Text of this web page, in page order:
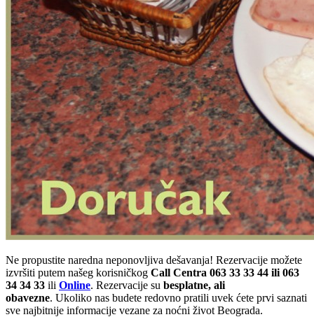
Ne propustite naredna neponovljiva dešavanja! Rezervacije možete
izvršiti putem našeg korisničkog Call Centra 063 33 33 44 ili 063
34 34 33 ili Online. Rezervacije su besplatne, ali
obavezne. Ukoliko nas budete redovno pratili uvek ćete prvi saznati
sve najbitnije informacije vezane za noćni život Beograda.